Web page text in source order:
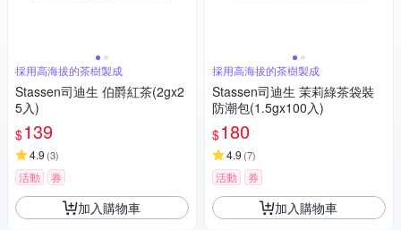
採用高海拔的茶樹製成
Stassen司迪生 伯爵紅茶(2gx2
5入)
$139
4.9 (3)
活動 券
加入購物車
採用高海拔的茶樹製成
Stassen司迪生 茉莉綠茶袋裝
防潮包(1.5gx100入)
$180
4.9 (7)
活動 券
加入購物車